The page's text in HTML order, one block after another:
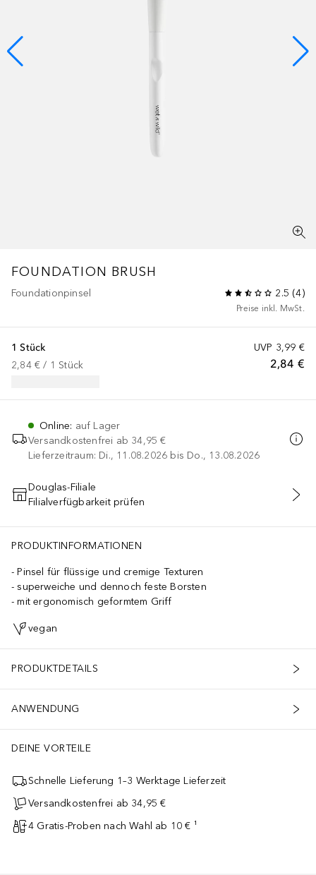
FOUNDATION BRUSH
Foundationpinsel 2.5 (4)
Preise inkl. MwSt.
UVP 3,99 €
2,84 €
1 Stück
2,84 € / 1 Stück
Online: auf Lager
Versandkostenfrei ab 34,95 €
Lieferzeitraum: Di., 11.08.2026 bis Do., 13.08.2026
IN DEN WARENKORB
Douglas-Filiale
Filialverfügbarkeit prüfen
PRODUKTINFORMATIONEN
Pinsel für flüssige und cremige Texturen
superweiche und dennoch feste Borsten
mit ergonomisch geformtem Griff
vegan
PRODUKTDETAILS
ANWENDUNG
DEINE VORTEILE
Schnelle Lieferung 1–3 Werktage Lieferzeit
Versandkostenfrei ab 34,95 €
4 Gratis-Proben nach Wahl ab 10 € ¹